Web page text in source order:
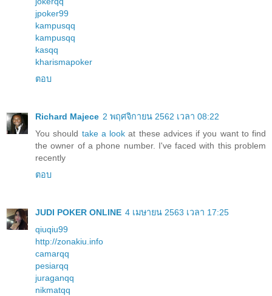
jpoker99
kampusqq
kampusqq
kasqq
kharismapoker
ตอบ
Richard Majece 2 พฤศจิกายน 2562 เวลา 08:22
You should take a look at these advices if you want to find
the owner of a phone number. I've faced with this problem
recently
ตอบ
JUDI POKER ONLINE 4 เมษายน 2563 เวลา 17:25
qiuqiu99
http://zonakiu.info
camarqq
pesiarqq
juraganqq
nikmatqq